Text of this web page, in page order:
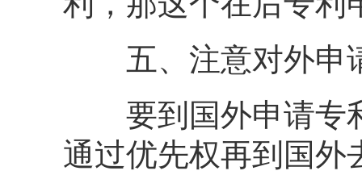
五、注意对外申
要到国外申请专利
通过优先权再到国外